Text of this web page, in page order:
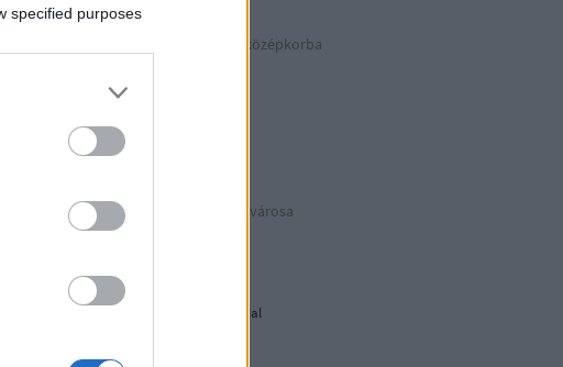
specified purposes
Száguldás vissza a középkorba
BIANCOeNERO
Puglia Due
Az eredeti Mikulás® városa
Puglia Uno
Déli harangszó
Nándorfehérvári diadal